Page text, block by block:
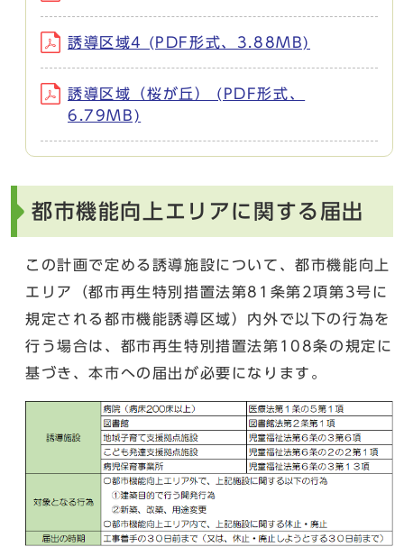
誘導区域4 (PDF形式、3.88MB)
誘導区域（桜が丘） (PDF形式、
6.79MB)
都市機能向上エリアに関する届出
この計画で定める誘導施設について、都市機能向上
エリア（都市再生特別措置法第81条第2項第3号に
規定される都市機能誘導区域）内外で以下の行為を
行う場合は、都市再生特別措置法第108条の規定に
基づき、本市への届出が必要になります。